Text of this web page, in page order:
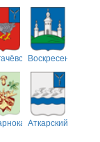
Воскресенский
Аткарский